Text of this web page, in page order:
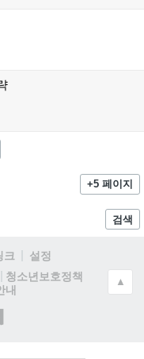
+5 페이지
검색
크
설정
청소년보호정책
내
▲